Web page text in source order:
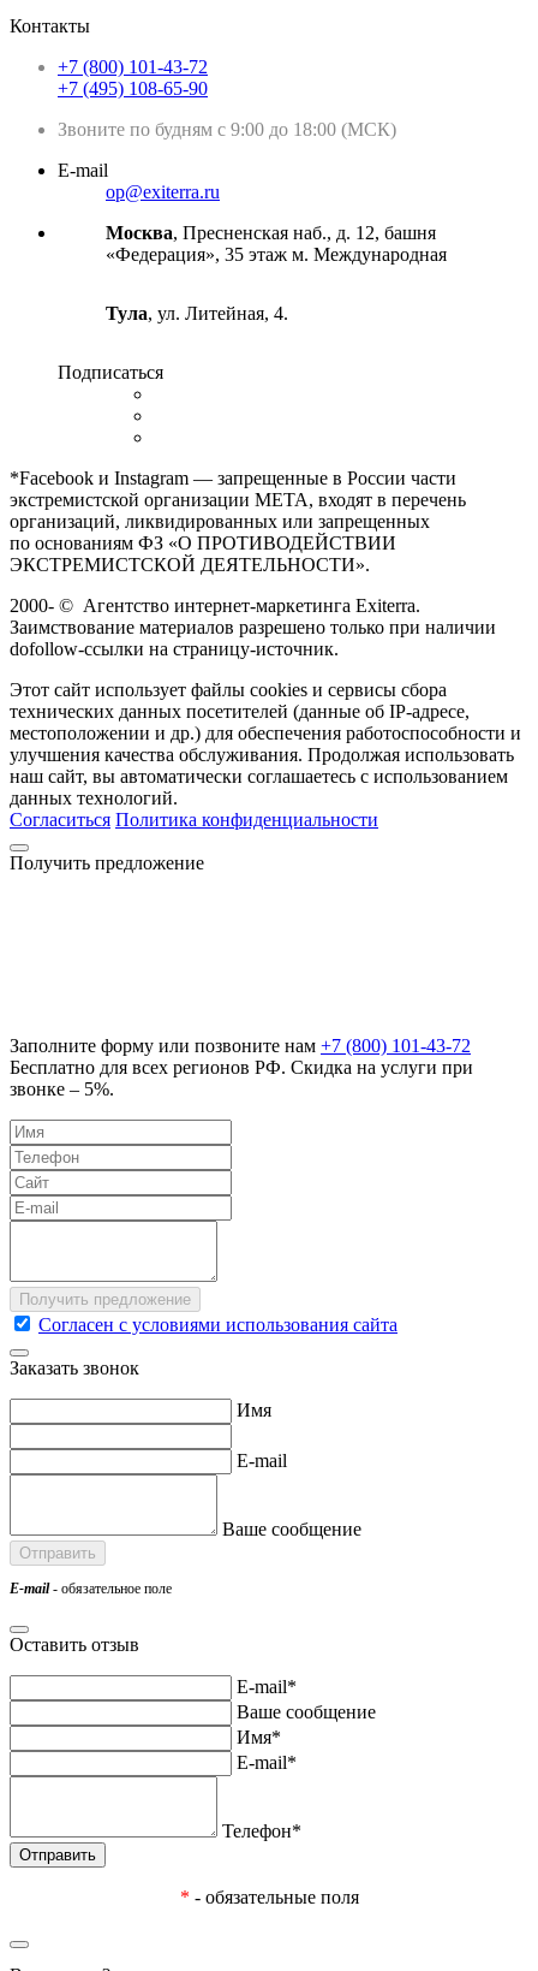
Контакты
+7 (800) 101-43-72
+7 (495) 108-65-90
Звоните по будням с 9:00 до 18:00 (МСК)
E-mail
op@exiterra.ru
Москва, Пресненская наб., д. 12, башня
«Федерация», 35 этаж м. Международная
Тула, ул. Литейная, 4.
Подписаться
*Facebook и Instagram — запрещенные в России части
экстремистской организации META, входят в перечень
организаций, ликвидированных или запрещенных
по основаниям ФЗ «О ПРОТИВОДЕЙСТВИИ
ЭКСТРЕМИСТСКОЙ ДЕЯТЕЛЬНОСТИ».
2000- © Агентство интернет-маркетинга Exiterra.
Заимствование материалов разрешено только при наличии
dofollow-ссылки на страницу-источник.
Этот сайт использует файлы cookies и сервисы сбора
технических данных посетителей (данные об IP-адресе,
местоположении и др.) для обеспечения работоспособности и
улучшения качества обслуживания. Продолжая использовать
наш сайт, вы автоматически соглашаетесь с использованием
данных технологий.
Согласиться Политика конфиденциальности
Получить предложение
Заполните форму или позвоните нам +7 (800) 101-43-72
Бесплатно для всех регионов РФ. Скидка на услуги при
звонке – 5%.
Согласен с условиями использования сайта
Заказать звонок
Имя
E-mail
Ваше сообщение
E-mail- обязательное поле
Оставить отзыв
E-mail*
Ваше сообщение
Имя*
E-mail*
Телефон*
* - обязательные поля